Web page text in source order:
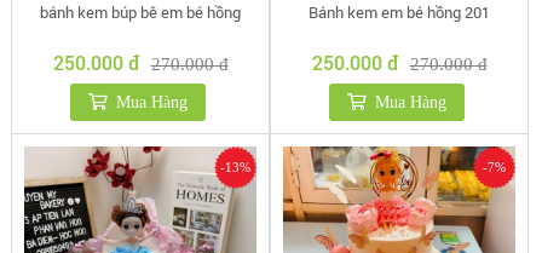
bánh kem búp bê em bé hồng
250.000 đ 270.000 đ
Mua Hàng
Bánh kem em bé hồng 201
250.000 đ 270.000 đ
Mua Hàng
-13% -7%